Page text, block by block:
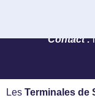
Contact :
Les Terminales de